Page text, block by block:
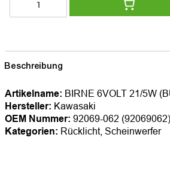
Beschreibung
Artikelname: BIRNE 6VOLT 21/5W
Hersteller: Kawasaki
OEM Nummer: 92069-062 (92069062)
Kategorien: Rücklicht, Scheinwerfer